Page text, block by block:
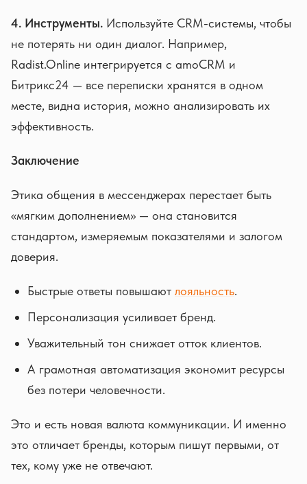
4. Инструменты. Используйте CRM-системы, чтобы
не потерять ни один диалог. Например,
Radist.Online интегрируется с amoCRM и
Битрикс24 — все переписки хранятся в одном
месте, видна история, можно анализировать их
эффективность.
Заключение
Этика общения в мессенджерах перестает быть
«мягким дополнением» — она становится
стандартом, измеряемым показателями и залогом
доверия.
Быстрые ответы повышают лояльность.
Персонализация усиливает бренд.
Уважительный тон снижает отток клиентов.
А грамотная автоматизация экономит ресурсы
без потери человечности.
Это и есть новая валюта коммуникации. И именно
это отличает бренды, которым пишут первыми, от
тех, кому уже не отвечают.